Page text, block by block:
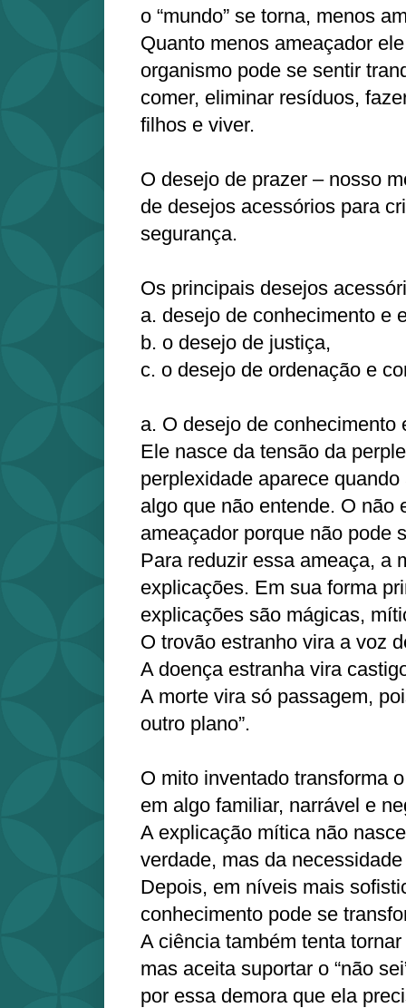
o “mundo” se torna, menos
Quanto menos ameaçador
organismo pode se sentir
comer, eliminar resíduos,
filhos e viver.
O desejo de prazer – nosso
de desejos acessórios para
segurança.
Os principais desejos
a. desejo de conhecimento e
b. o desejo de justiça,
c. o desejo de ordenação e
a. O desejo de conhecimento
Ele nasce da tensão da
perplexidade aparece
algo que não entende. O não
ameaçador porque não pode
Para reduzir essa ameaça, a
explicações. Em sua forma
explicações são mágicas,
O trovão estranho vira a voz
A doença estranha vira
A morte vira só passagem,
outro plano”.
O mito inventado transforma
em algo familiar, narrável e
A explicação mítica não
verdade, mas da
Depois, em níveis mais
conhecimento pode se
A ciência também tenta
mas aceita suportar o “não
por essa demora que ela